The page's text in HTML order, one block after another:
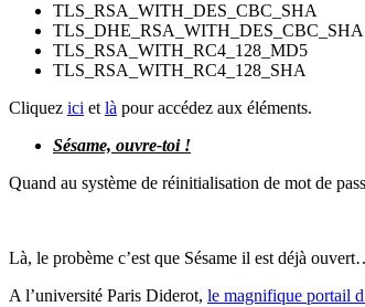
TLS_RSA_WITH_DES_CBC_SHA
TLS_DHE_RSA_WITH_DES_CBC_SHA
TLS_RSA_WITH_RC4_128_MD5
TLS_RSA_WITH_RC4_128_SHA
Cliquez ici et là pour accédez aux éléments.
Sésame, ouvre-toi !
Quand au système de réinitialisation de mot de
Là, le probème c’est que Sésame il est déjà
A l’université Paris Diderot, le magnifique portail